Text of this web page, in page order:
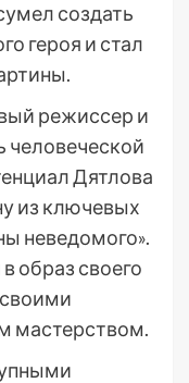
создать
героя и стал
режиссер и
человеческой
Дятлова
из ключевых
неведомого».
образ своего
мастерством.